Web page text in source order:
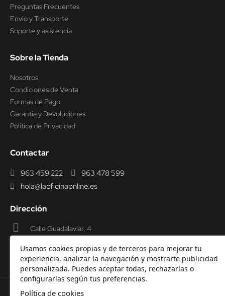
Usamos cookies propias y de terceros para mejorar tu
experiencia, analizar la navegación y mostrarte publicidad
personalizada. Puedes aceptar todas, rechazarlas o
configurarlas según tus preferencias.
Política de cookies
Preguntas Frecuentes
Envío y Transporte
Soporte y asistencia
Sobre la Tienda
Nosotros
Condiciones de Venta
Formas de Pago
Garantía y Devoluciones
Política de Privacidad
Contactar
963 459 222
963 478 599
hola@laoficinaonline.es
Dirección
Calle Guadalaviar, 4